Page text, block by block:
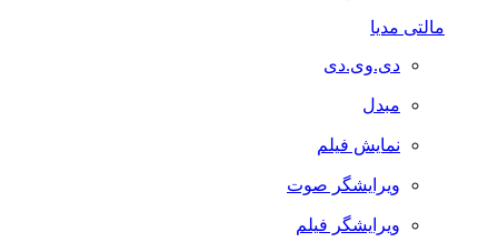
مالتی مدیا
دی.وی.دی
مبدل
نمایش فیلم
ویرایشگر صوت
ویرایشگر فیلم